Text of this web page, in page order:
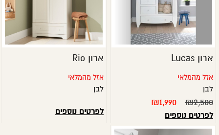
ארון Lucas
אזל מהמלאי
לבן
₪2,500
₪1,990
לפרטים נוספים
ארון Rio
אזל מהמלאי
לבן
לפרטים נוספים